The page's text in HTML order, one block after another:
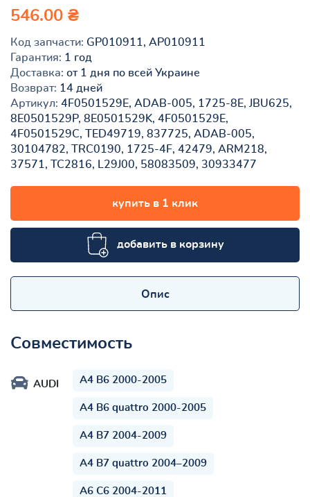
546.00 ₴
Код запчасти: GP010911, AP010911
Гарантия: 1 год
Доставка: от 1 дня по всей Украине
Возврат: 14 дней
Артикул: 4F0501529E, ADAB-005, 1725-8E, JBU625,
8E0501529P, 8E0501529K, 4F0501529E,
4F0501529C, TED49719, 837725, ADAB-005,
30104782, TRC0190, 1725-4F, 42479, ARM218,
37571, TC2816, L29J00, 58083509, 30933477
купить в 1 клик
добавить в корзину
Опис
Совместимость
AUDI A4 B6 2000-2005
A4 B6 quattro 2000-2005
A4 B7 2004-2009
A4 B7 quattro 2004–2009
A6 C6 2004-2011